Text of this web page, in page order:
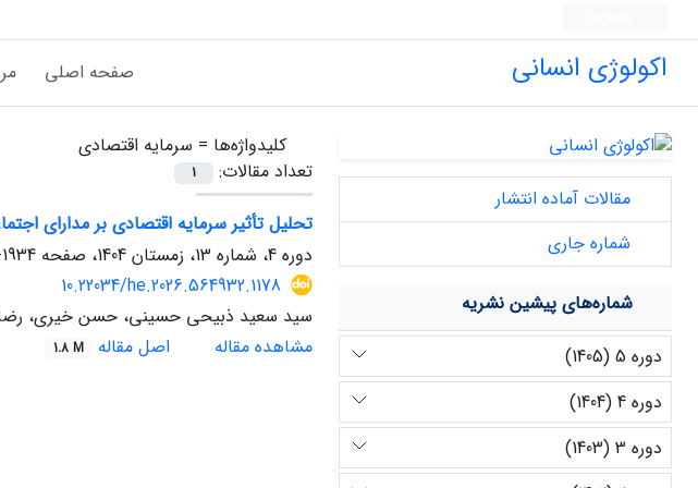
اکولوژی انسانی صفحه اصلی
کلیدواژه‌ها = سرمایه اقتصادی
تعداد مقالات:
1
تحلیل تأثیر سرمایه اقتصادی بر مدارای
دوره 4، شماره 13، زمستان 1404، صفحه
1934-1949
10.22034/he.2026.564932.1178
سید سعید ذبیحی حسینی، حسن خیری، رضا
مشاهده مقاله
اصل مقاله 1.8 M
مقالات آماده انتشار
شماره جاری
شماره‌های پیشین نشریه
دوره 5 (1405)
دوره 4 (1404)
دوره 3 (1403)